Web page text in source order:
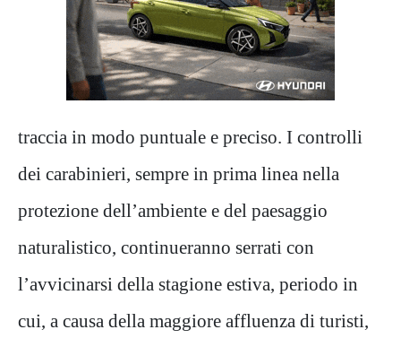
traccia in modo puntuale e preciso . I controlli
dei carabinieri, sempre in prima linea nella
protezione dell’ambiente e del paesaggio
naturalistico, continueranno serrati con
l’avvicinarsi della stagione estiva, periodo in
cui, a causa della maggiore affluenza di turisti,